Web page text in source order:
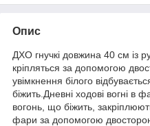
Опис
ДХО гнучкі довжина 40 см із
кріпляться за допомогою
увімкнення білого
біжить.Дневні ходові вогні в
вогонь, що біжить,
фари за допомогою